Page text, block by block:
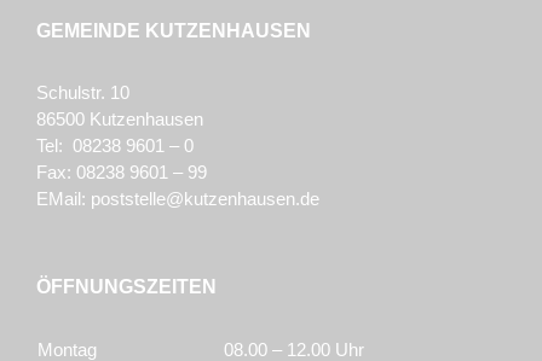
GEMEINDE KUTZENHAUSEN
Schulstr. 10
86500 Kutzenhausen
Tel: 08238 9601 – 0
Fax: 08238 9601 – 99
EMail: poststelle@kutzenhausen.de
ÖFFNUNGSZEITEN
Montag
08.00 – 12.00 Uhr